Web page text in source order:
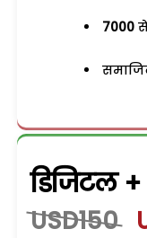
7000
डिजिटल
USD150